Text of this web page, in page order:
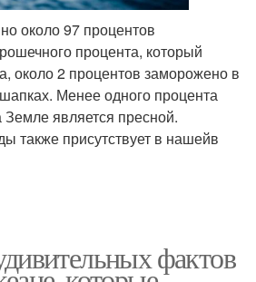
около 97 процентов
процента, который
около 2 процентов заморожено в
Менее одного процента
является пресной.
также присутствует в нашейв
фактов